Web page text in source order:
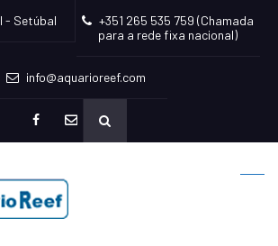
- Setúbal
+351 265 535 759 (Chamada
para a rede fixa nacional)
info@aquarioreef.com
mailto